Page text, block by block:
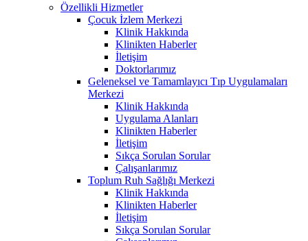
Özellikli Hizmetler
Çocuk İzlem Merkezi
Klinik Hakkında
Klinikten Haberler
İletişim
Doktorlarımız
Geleneksel ve Tamamlayıcı Tıp Uygulamaları
Merkezi
Klinik Hakkında
Uygulama Alanları
Klinikten Haberler
İletişim
Sıkça Sorulan Sorular
Çalışanlarımız
Toplum Ruh Sağlığı Merkezi
Klinik Hakkında
Klinikten Haberler
İletişim
Sıkça Sorulan Sorular